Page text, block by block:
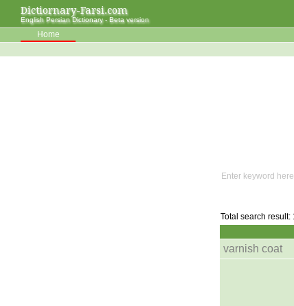
Dictiornary-Farsi.com
English Persian Dictionary - Beta version
Home
Enter keyword
Total search
varnish coat